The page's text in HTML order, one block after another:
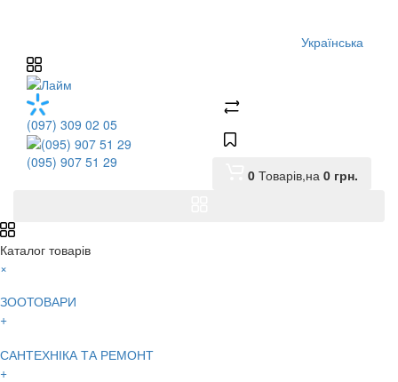
Українська
(097) 309 02 05
(095) 907 51 29
0 Товарів,на 0 грн.
Каталог товарів
×
ЗООТОВАРИ
+
САНТЕХНІКА ТА РЕМОНТ
+